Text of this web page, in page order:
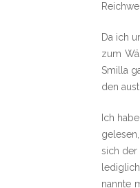
Da ich
zum
Smilla
den
Ich
sich der
nannte